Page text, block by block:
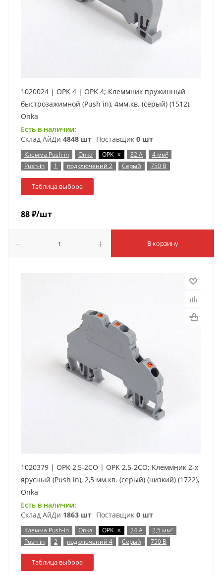
1020024 | OPK 4 | OPK 4; Клеммник пружинный
быстрозажимной (Push in), 4мм.кв. (серый) (1512),
Onka
Есть в наличии:
Склад АйДи 4848 шт Поставщик 0 шт
Клемма Push-in Onka OPK x 32 А
4 мм²
Push-in
1 подключений 2 Серый 750 В
Таблица выбора
88₽/шт
В корзину
1020379 | OPK 2,5-2CO | OPK 2,5-2CO; Клеммник 2-х
ярусный (Push in), 2,5 мм.кв. (серый) (низкий) (1722),
Onka
Есть в наличии:
Склад АйДи 1863 шт Поставщик 0 шт
Клемма Push-in Onka OPK x 24 А
2,5 мм²
Push-in
2 подключений 4 Серый 750 В
Таблица выбора